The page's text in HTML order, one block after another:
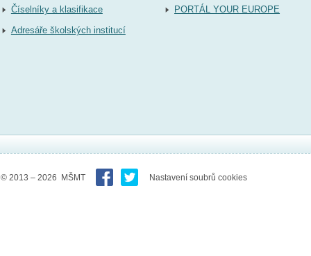
Číselníky a klasifikace
Adresáře školských institucí
PORTÁL YOUR EUROPE
© 2013 – 2026 MŠMT Nastavení soubrů cookies